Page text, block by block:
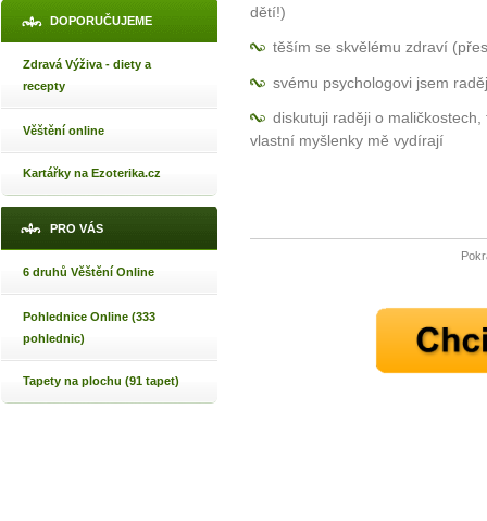
DOPORUČUJEME
Zdravá Výživa - diety a
recepty
Věštění online
Kartářky na Ezoterika.cz
PRO VÁS
6 druhů Věštění Online
Pohlednice Online (333
pohlednic)
Tapety na plochu (91 tapet)
dětí!)
těším se skvělému zdraví
svému psychologovi jsem
diskutuji raději o
vlastní myšlenky mě vydírají